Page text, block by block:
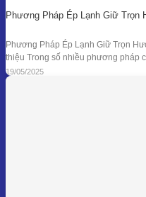
Phương Pháp Ép Lạnh Giữ
Phương Pháp Ép Lạnh Giữ Trọn
thiệu Trong số nhiều phương pháp
một trong những kỹ thuật đối với
quả có mùi hương tươi mát như
19/05/2025